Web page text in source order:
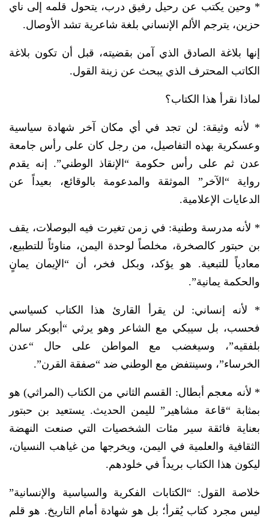
* وحين يكتب عن رحيل رفيق درب، يتحول قلمه إلى ناي
حزين، يترجم الألم الإنساني بلغة شاعرية تشد الأوصال.
إنها بلاغة الصادق الذي آمن بقضيته، قبل أن تكون بلاغة
الكاتب المحترف الذي يبحث عن زينة القول.
لماذا نقرأ هذا الكتاب؟
* لأنه وثيقة: لن تجد في أي مكان آخر شهادة سياسية
وعسكرية بهذه التفاصيل، من رجل كان على رأس جامعة
عدن ثم على رأس حكومة “الإنقاذ الوطني”. إنه يقدم
رواية “الآخر” الموثقة والمدعومة بالوقائع، بعيداً عن
الدعايات الإعلامية.
* لأنه مدرسة وطنية: في زمن تغيرت فيه البوصلات، يقف
بن حبتور كالصخرة، مخلصاً لوحدة اليمن، مناوئاً للتطبيع،
معادياً للتبعية. هو يؤكد، وبكل فخر، أن “الإيمان يمانٍ
والحكمة يمانية”.
* لأنه إنساني: لن يقرأ القارئ هذا الكتاب كسياسي
فحسب، بل سيبكي مع الشاعر وهو يرثي “أبوبكر سالم
بلفقيه”، وسيغضب مع المواطن على حال “عدن
الخرساء”، وسينتفض مع الوطني ضد “صفقة القرن”.
* لأنه معجم أبطال: القسم الثاني من الكتاب (المراثي) هو
بمثابة “قاعة مشاهير” لليمن الحديث. يستعيد بن حبتور
بعناية فائقة سير مئات الشخصيات التي صنعت النهضة
الثقافية والعلمية في اليمن، ويخرجها من غياهب النسيان،
ليكون هذا الكتاب بريداً في خلودهم.
خلاصة القول: “الكتابات الفكرية والسياسية والإنسانية”
ليس مجرد كتاب يُقرأ؛ بل هو شهادة أمام التاريخ. هو قلم